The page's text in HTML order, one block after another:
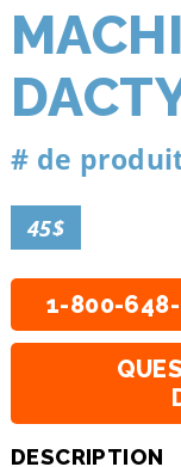
# de
45$
1-800-
DESCRIPTION